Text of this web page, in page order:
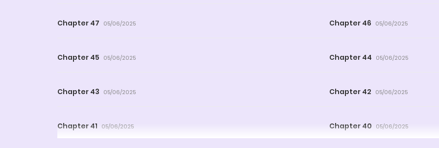
Chapter 47 05/06/2025 Chapter 46 05/06/2025
Chapter 45 05/06/2025 Chapter 44 05/06/2025
Chapter 43 05/06/2025 Chapter 42 05/06/2025
Chapter 41 05/06/2025 Chapter 40 05/06/2025